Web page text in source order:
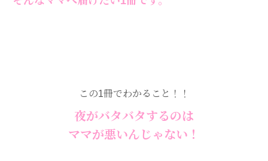
この1冊でわかること！！
夜がバタバタするのは
ママが悪いんじゃない！